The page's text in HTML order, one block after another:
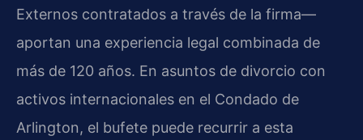
Externos contratados a través de la firma—
aportan una experiencia legal combinada de
más de 120 años. En asuntos de divorcio con
activos internacionales en el Condado de
Arlington, el bufete puede recurrir a esta